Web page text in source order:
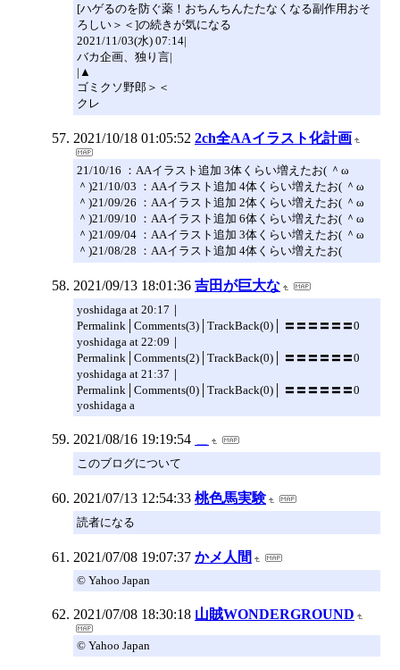
[ハゲるのを防ぐ薬！おちんちんたたなくなる副作用おそ
ろしい＞＜]の続きが気になる
2021/11/03(水) 07:14|
バカ企画、独り言|
|▲
ゴミクソ野郎＞＜
クレ
2021/10/18 01:05:52 2ch全AAイラスト化計画
21/10/16 ：AAイラスト追加 3体くらい増えたお( ＾ω
＾)21/10/03 ：AAイラスト追加 4体くらい増えたお( ＾ω
＾)21/09/26 ：AAイラスト追加 2体くらい増えたお( ＾ω
＾)21/09/10 ：AAイラスト追加 6体くらい増えたお( ＾ω
＾)21/09/04 ：AAイラスト追加 3体くらい増えたお( ＾ω
＾)21/08/28 ：AAイラスト追加 4体くらい増えたお(
2021/09/13 18:01:36 吉田が巨大な
yoshidaga at 20:17｜
Permalink│Comments(3)│TrackBack(0)│ 〓〓〓〓〓〓0
yoshidaga at 22:09｜
Permalink│Comments(2)│TrackBack(0)│ 〓〓〓〓〓〓0
yoshidaga at 21:37｜
Permalink│Comments(0)│TrackBack(0)│ 〓〓〓〓〓〓0
yoshidaga a
2021/08/16 19:19:54
このブログについて
2021/07/13 12:54:33 桃色馬実験
読者になる
2021/07/08 19:07:37 かメ人間
© Yahoo Japan
2021/07/08 18:30:18 山賊WONDERGROUND
© Yahoo Japan